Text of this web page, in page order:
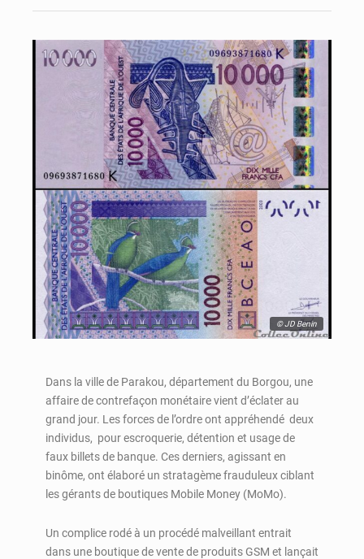
© JD Benin
Dans la ville de Parakou, département du Borgou, une
affaire de contrefaçon monétaire vient d’éclater au
grand jour. Les forces de l’ordre ont appréhendé deux
individus, pour escroquerie, détention et usage de
faux billets de banque. Ces derniers, agissant en
binôme, ont élaboré un stratagème frauduleux ciblant
les gérants de boutiques Mobile Money (MoMo).
Un complice rodé à un procédé malveillant entrait
dans une boutique de vente de produits GSM et lançait